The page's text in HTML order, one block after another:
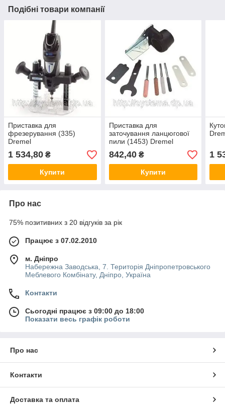
Подібні товари компанії
Приставка для
фрезерування (335)
Dremel
1 534,80 ₴
Купити
Приставка для
заточування ланцюгової
пили (1453) Dremel
842,40₴
Купити
1
Про нас
75% позитивних з 20 відгуків за рік
Працює з 07.02.2010
м. Дніпро
Набережна Заводська, 7. Територія Дніпропетровського
Меблевого Комбінату, Дніпро, Україна
Контакти
Сьогодні працює з 09:00 до 18:00
Показати весь графік роботи
Про нас
Контакти
Доставка та оплата